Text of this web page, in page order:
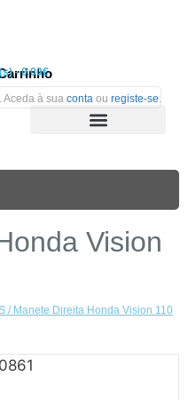
- 0.00€
Aceda à sua conta ou registe-se.
Vision
/ Manete Direita Honda Vision 110